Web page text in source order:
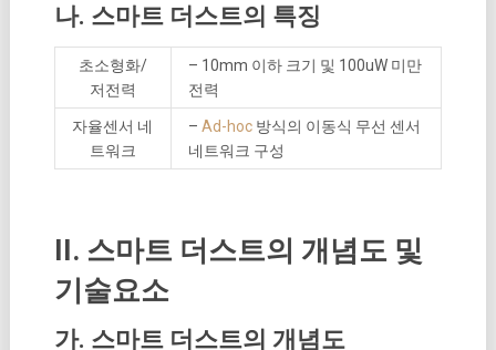
나. 스마트 더스트의 특징
초소형화/
저전력
– 10mm 이하 크기 및 100uW 미만
전력
자율센서 네
트워크
– Ad-hoc방식의 이동식 무선 센서
네트워크 구성
II. 스마트 더스트의 개념도 및
기술요소
가. 스마트 더스트의 개념도